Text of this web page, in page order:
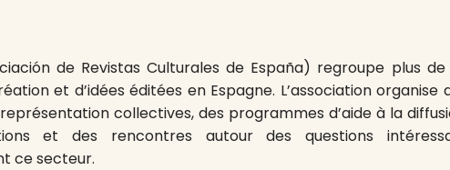
de Revistas Culturales de España) regroupe plus
et d’idées éditées en Espagne. L’association organise
collectives, des programmes d’aide à la
et des rencontres autour des questions
ce secteur.